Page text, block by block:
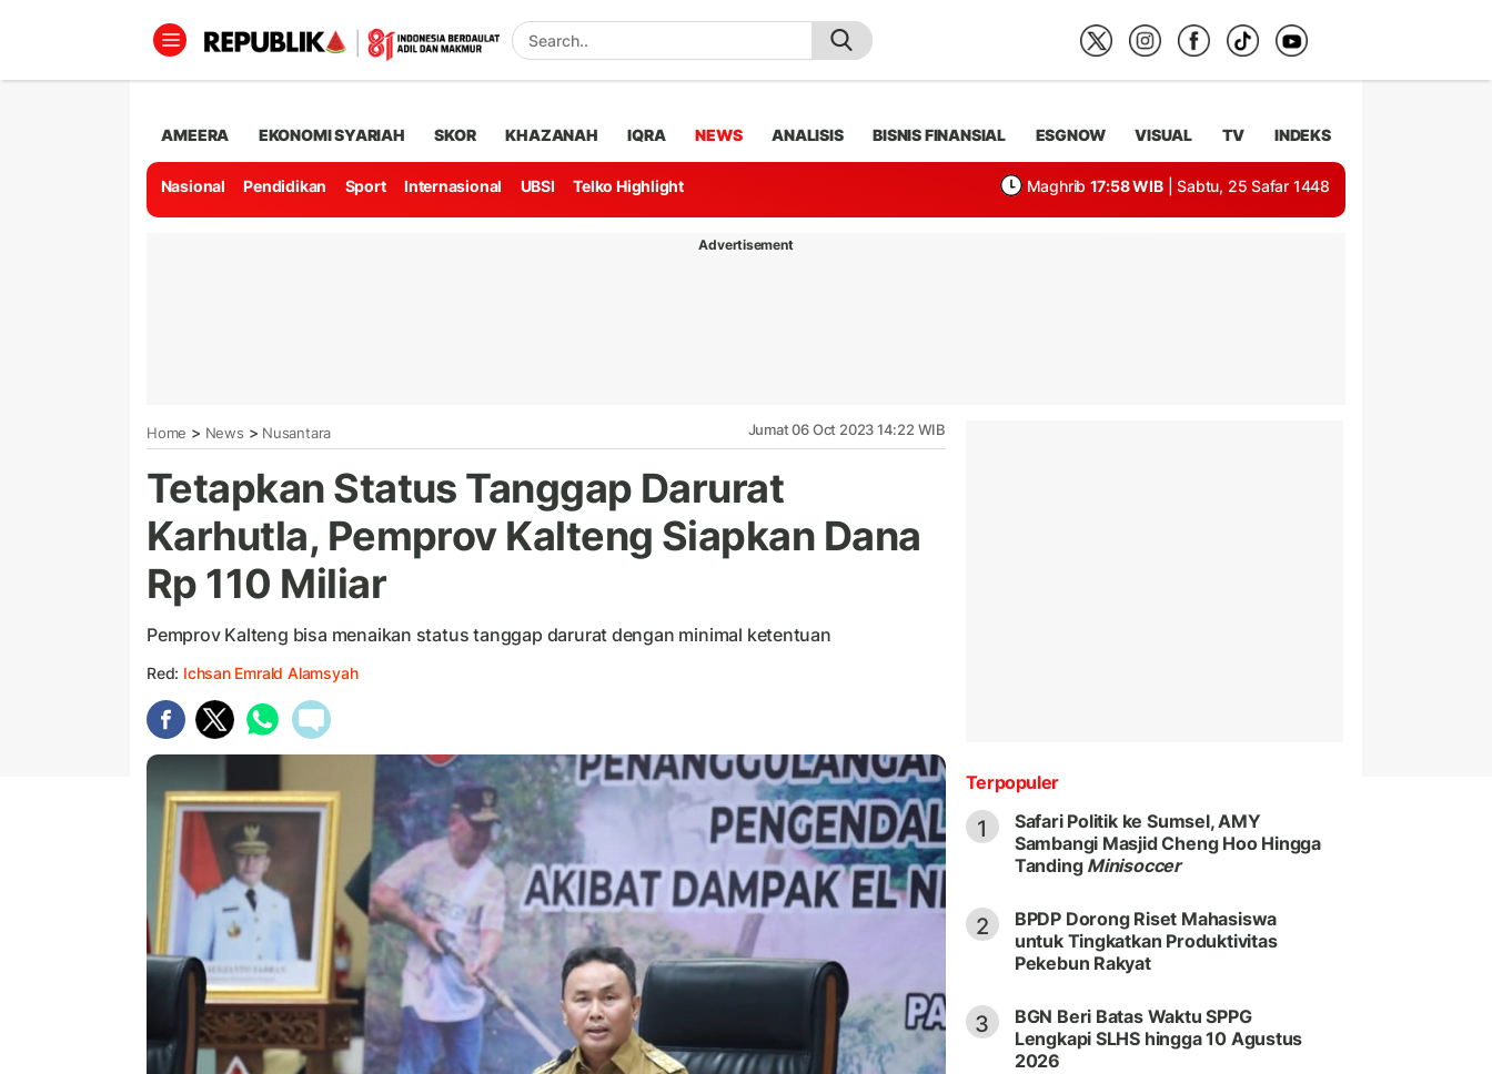
AMEERA EKONOMI SYARIAH SKOR KHAZANAH IQRA NEWS ANALISIS BISNIS FINANSIAL ESGNOW VISUAL TV INDEKS
Nasional Pendidikan Sport Internasional UBSI Telko Highlight Maghrib 17:58 WIB | Sabtu, 25 Safar 1448
Advertisement
Home > News > Nusantara Jumat 06 Oct 2023 14:22 WIB
Tetapkan Status Tanggap Darurat
Karhutla, Pemprov Kalteng Siapkan Dana
Rp 110 Miliar
Pemprov Kalteng bisa menaikan status tanggap darurat dengan minimal ketentuan
Red: Ichsan Emrald Alamsyah
Terpopuler
1
Safari Politik ke Sumsel, AMY
Sambangi Masjid Cheng Hoo Hingga
Tanding Minisoccer
2
BPDP Dorong Riset Mahasiswa
untuk Tingkatkan Produktivitas
Pekebun Rakyat
3
BGN Beri Batas Waktu SPPG
Lengkapi SLHS hingga 10 Agustus
2026